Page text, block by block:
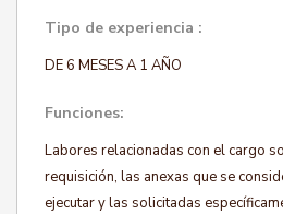
Tipo de experiencia :
DE 6 MESES A 1 AÑO
Funciones:
Labores relacionadas con el cargo
requisición, las anexas que se
ejecutar y las solicitadas